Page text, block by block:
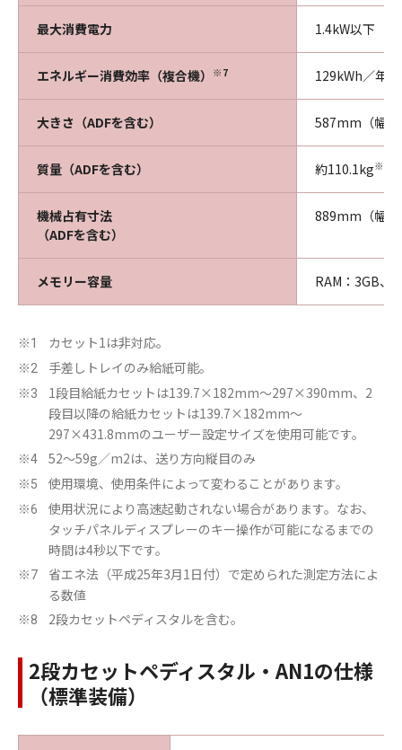
最大消費電力 1.4kW以下
エネルギー消費効率（複合機） ※7 129kWh／年
大きさ（ADFを含む） 587mm（幅
質量（ADFを含む） 約110.1kg※8
機械占有寸法
（ADFを含む）
889mm（幅
メモリー容量 RAM：3GB、
※1 カセット1は非対応。
※2 手差しトレイのみ給紙可能。
※3
1段目給紙カセットは139.7×182mm～297×390mm、2
段目以降の給紙カセットは139.7×182mm～
297×431.8mmのユーザー設定サイズを使用可能です。
※4 52～59g／m2は、送り方向縦目のみ
※5 使用環境、使用条件によって変わることがあります。
※6
使用状況により高速起動されない場合があります。なお、
タッチパネルディスプレーのキー操作が可能になるまでの
時間は4秒以下です。
※7
省エネ法（平成25年3月1日付）で定められた測定方法によ
る数値
※8 2段カセットペディスタルを含む。
2段カセットペディスタル・AN1の仕様
（標準装備）